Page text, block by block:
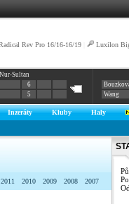
Rev Pro 16/16-16/19 Luxilon
Nur-Sultan
6
5
Wang
Inzeráty Kluby Haly
2011 2010 2009 2008 2007